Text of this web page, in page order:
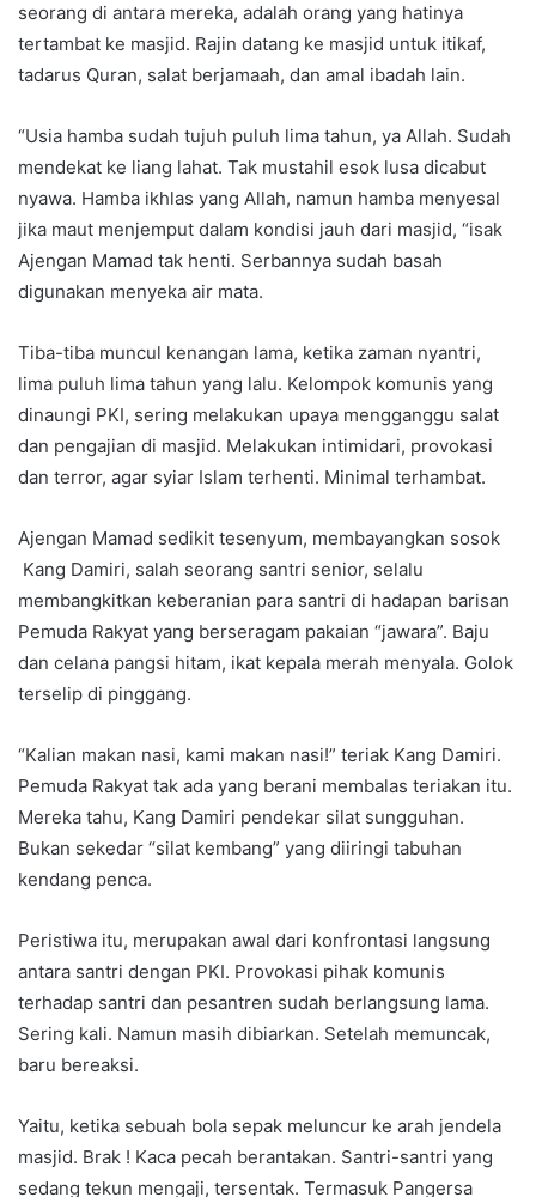
seorang di antara mereka, adalah orang yang hatinya
tertambat ke masjid. Rajin datang ke masjid untuk itikaf,
tadarus Quran, salat berjamaah, dan amal ibadah lain.
“Usia hamba sudah tujuh puluh lima tahun, ya Allah. Sudah
mendekat ke liang lahat. Tak mustahil esok lusa dicabut
nyawa. Hamba ikhlas yang Allah, namun hamba menyesal
jika maut menjemput dalam kondisi jauh dari masjid, “isak
Ajengan Mamad tak henti. Serbannya sudah basah
digunakan menyeka air mata.
Tiba-tiba muncul kenangan lama, ketika zaman nyantri,
lima puluh lima tahun yang lalu. Kelompok komunis yang
dinaungi PKI, sering melakukan upaya mengganggu salat
dan pengajian di masjid. Melakukan intimidari, provokasi
dan terror, agar syiar Islam terhenti. Minimal terhambat.
Ajengan Mamad sedikit tesenyum, membayangkan sosok
Kang Damiri, salah seorang santri senior, selalu
membangkitkan keberanian para santri di hadapan barisan
Pemuda Rakyat yang berseragam pakaian “jawara”. Baju
dan celana pangsi hitam, ikat kepala merah menyala. Golok
terselip di pinggang.
“Kalian makan nasi, kami makan nasi!” teriak Kang Damiri.
Pemuda Rakyat tak ada yang berani membalas teriakan itu.
Mereka tahu, Kang Damiri pendekar silat sungguhan.
Bukan sekedar “silat kembang” yang diiringi tabuhan
kendang penca.
Peristiwa itu, merupakan awal dari konfrontasi langsung
antara santri dengan PKI. Provokasi pihak komunis
terhadap santri dan pesantren sudah berlangsung lama.
Sering kali. Namun masih dibiarkan. Setelah memuncak,
baru bereaksi.
Yaitu, ketika sebuah bola sepak meluncur ke arah jendela
masjid. Brak ! Kaca pecah berantakan. Santri-santri yang
sedang tekun mengaji, tersentak. Termasuk Pangersa